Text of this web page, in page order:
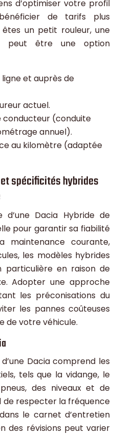
d’optimiser votre profil
de tarifs plus
êtes un petit rouleur, une
peut être une option
et auprès de
actuel.
conducteur (conduite
annuel).
au kilomètre (adaptée
spécificités hybrides
d’une Dacia Hybride de
pour garantir sa fiabilité
maintenance courante,
les modèles hybrides
particulière en raison de
Adopter une approche
les préconisations du
les pannes coûteuses
de votre véhicule.
Dacia comprend les
tels que la vidange, le
des niveaux et de
de respecter la fréquence
le carnet d’entretien
des révisions peut varier